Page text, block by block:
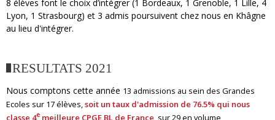
8 élèves font le choix d’intégrer (1 Bordeaux, 1 Grenoble, 1 Lille, 4
Lyon, 1 Strasbourg) et 3 admis poursuivent chez nous en Khâgne
au lieu d'intégrer.
RESULTATS 2021
Nous comptons cette année 13 admissions au sein des Grandes
Ecoles sur 17 élèves,soit un taux d'admission de 76.5% qui nous
classe 4e meilleure CPGE BL de France sur 29en volume